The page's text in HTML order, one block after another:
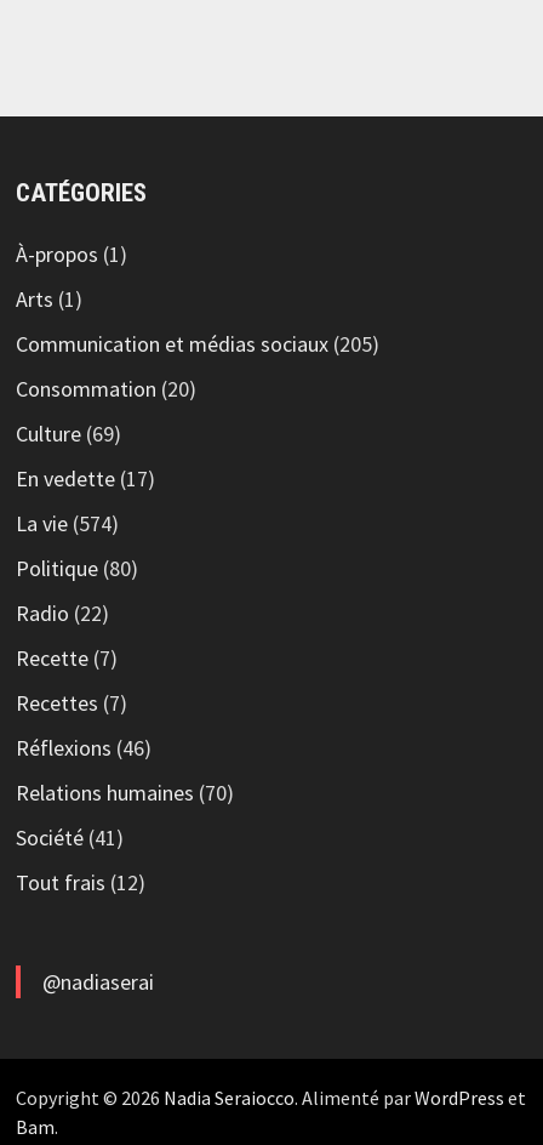
CATÉGORIES
À-propos (1)
Arts (1)
Communication et médias sociaux(205)
Consommation (20)
Culture(69)
En vedette(17)
La vie(574)
Politique(80)
Radio (22)
Recette(7)
Recettes (7)
Réflexions (46)
Relations humaines (70)
Société(41)
Tout frais (12)
@nadiaserai
Copyright © 2026 Nadia Seraiocco. Alimenté parWordPress et
Bam.